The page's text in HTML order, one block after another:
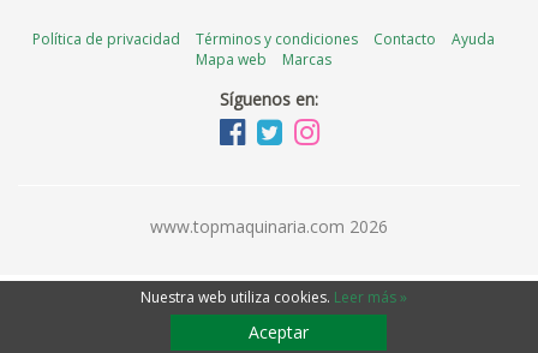
Política de privacidad Términos y condiciones Contacto
Ayuda
Mapa web
Marcas
Síguenos en:
www.topmaquinaria.com 2026
Nuestra web utiliza cookies. Leer más »
Aceptar